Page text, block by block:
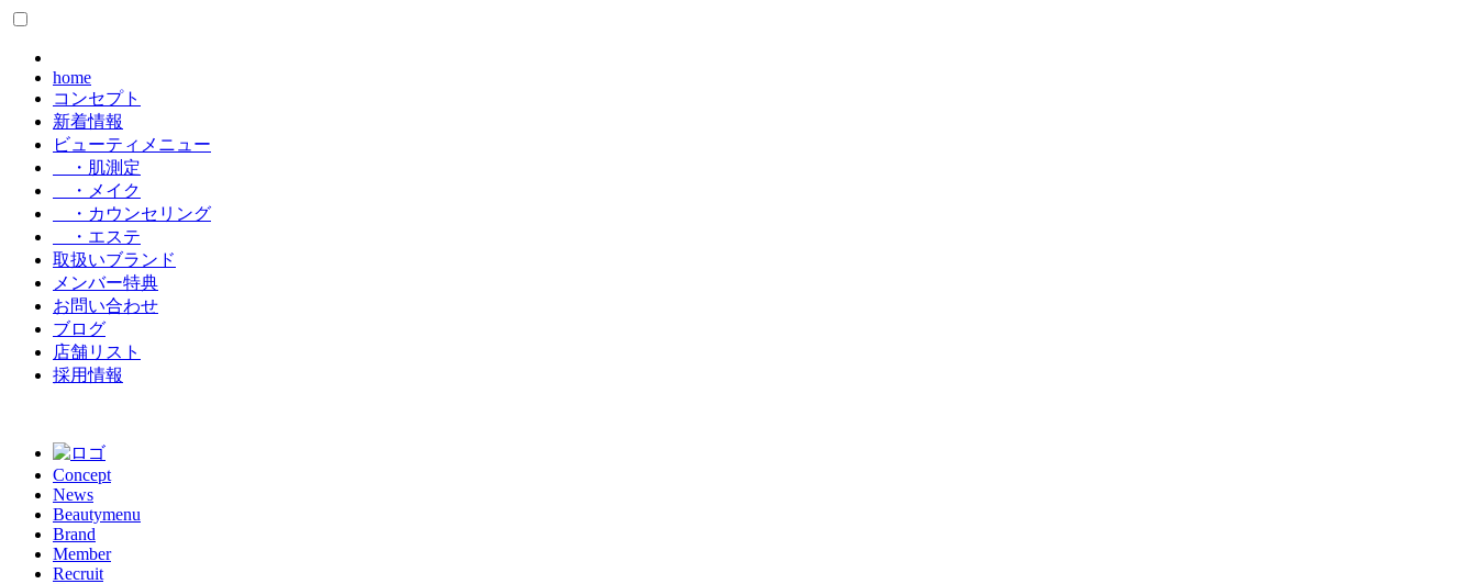
home
コンセプト
新着情報
ビューティメニュー
・肌測定
・メイク
・カウンセリング
・エステ
取扱いブランド
メンバー特典
お問い合わせ
ブログ
店舗リスト
採用情報
Concept
News
Beautymenu
Brand
Member
Recruit